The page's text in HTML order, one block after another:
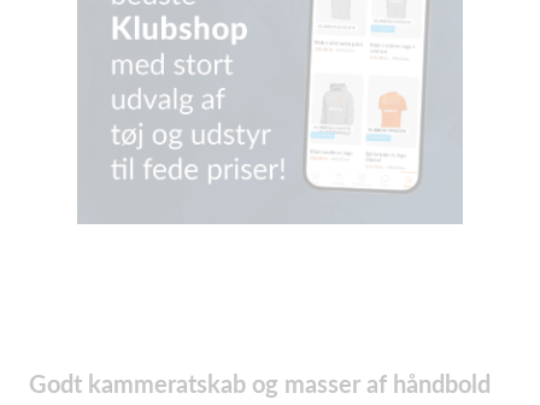
Godt kammeratskab og masser af håndbold